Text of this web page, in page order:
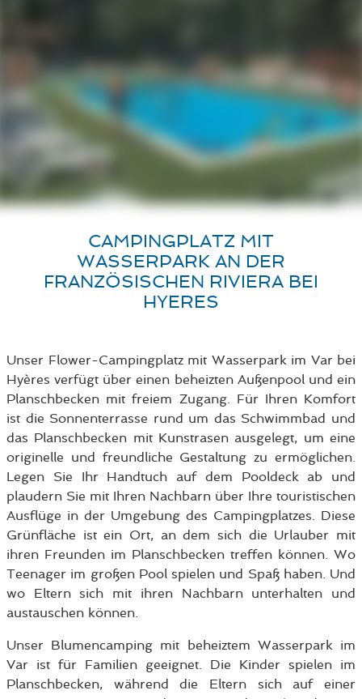
CAMPINGPLATZ MIT
WASSERPARK AN DER
FRANZÖSISCHEN RIVIERA BEI
HYERES
Unser Flower-Campingplatz mit Wasserpark im Var bei
Hyères verfügt über einen beheizten Außenpool und ein
Planschbecken mit freiem Zugang. Für Ihren Komfort
ist die Sonnenterrasse rund um das Schwimmbad und
das Planschbecken mit Kunstrasen ausgelegt, um eine
originelle und freundliche Gestaltung zu ermöglichen.
Legen Sie Ihr Handtuch auf dem Pooldeck ab und
plaudern Sie mit Ihren Nachbarn über Ihre touristischen
Ausflüge in der Umgebung des Campingplatzes. Diese
Grünfläche ist ein Ort, an dem sich die Urlauber mit
ihren Freunden im Planschbecken treffen können. Wo
Teenager im großen Pool spielen und Spaß haben. Und
wo Eltern sich mit ihren Nachbarn unterhalten und
austauschen können.
Unser Blumencamping mit beheiztem Wasserpark im
Var ist für Familien geeignet. Die Kinder spielen im
Planschbecken, während die Eltern sich auf einer